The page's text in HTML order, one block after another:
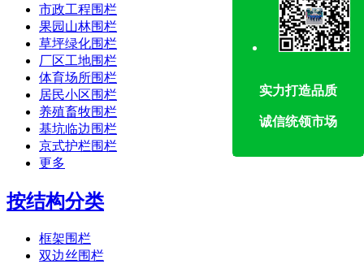
市政工程围栏
果园山林围栏
草坪绿化围栏
厂区工地围栏
体育场所围栏
居民小区围栏
养殖畜牧围栏
基坑临边围栏
京式护栏围栏
更多
按结构分类
框架围栏
双边丝围栏
实力打造品质
诚信统领市场